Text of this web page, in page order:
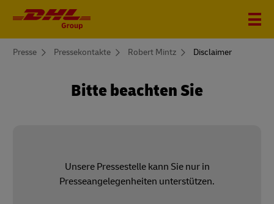
You
Presse Pressekontakte Robert Mintz Disclaimer
Bitte beachten Sie
Unsere Pressestelle kann Sie nur in
Presseangelegenheiten unterstützen.